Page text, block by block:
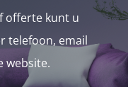
offerte kunt u
telefoon, email
website.